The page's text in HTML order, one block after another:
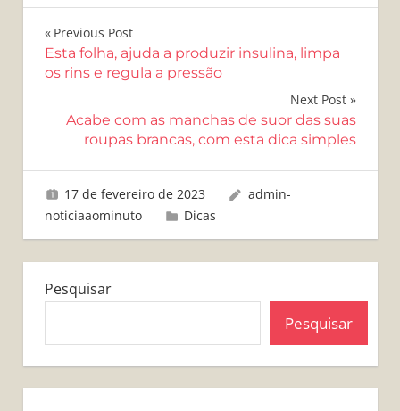
Navegação
de
Post
Previous Post
Esta folha, ajuda a produzir insulina, limpa
os rins e regula a pressão
Next Post
Acabe com as manchas de suor das suas
roupas brancas, com esta dica simples
17 de fevereiro de 2023
admin-
noticiaaominuto
Dicas
Pesquisar
Pesquisar